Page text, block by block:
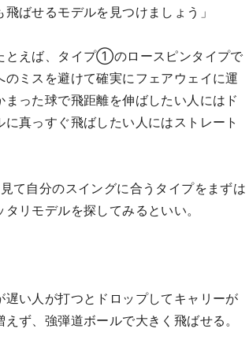
ばせるモデルを見つけましょう」
とえば、タイプ①のロースピンタイプで
ミスを避けて確実にフェアウェイに運
った球で飛距離を伸ばしたい人にはド
真っすぐ飛ばしたい人にはストレート
て自分のスイングに合うタイプをまずは
リモデルを探してみるといい。
い人が打つとドロップしてキャリーが
ず、強弾道ボールで大きく飛ばせる。